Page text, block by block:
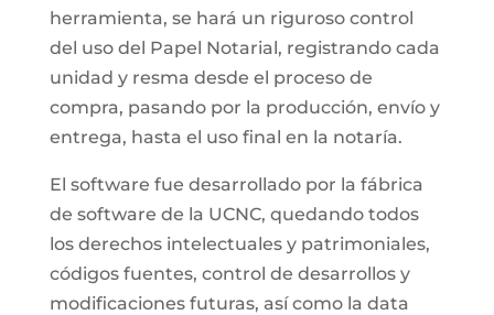
herramienta, se hará un riguroso control
del uso del Papel Notarial, registrando cada
unidad y resma desde el proceso de
compra, pasando por la producción, envío y
entrega, hasta el uso final en la notaría.
El software fue desarrollado por la fábrica
de software de la UCNC, quedando todos
los derechos intelectuales y patrimoniales,
códigos fuentes, control de desarrollos y
modificaciones futuras, así como la data